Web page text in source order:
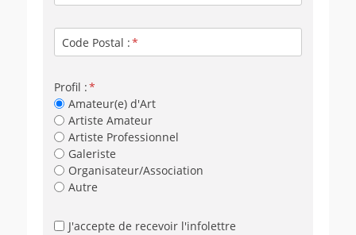
Code Postal :
Profil :
Amateur(e) d'Art
Artiste Amateur
Artiste Professionnel
Galeriste
Organisateur/Association
Autre
J'accepte de recevoir l'infolettre